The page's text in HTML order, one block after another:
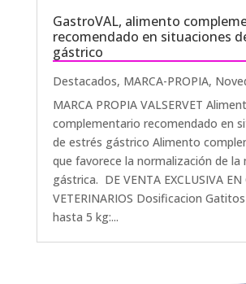
GastroVAL, alimento
recomendado en situaciones
gástrico
Destacados, MARCA-PROPIA,
MARCA PROPIA VALSERVET
complementario recomendado en
de estrés gástrico Alimento
que favorece la normalización de la
gástrica. DE VENTA EXCLUSIVA EN
VETERINARIOS Dosificacion
hasta 5 kg:...